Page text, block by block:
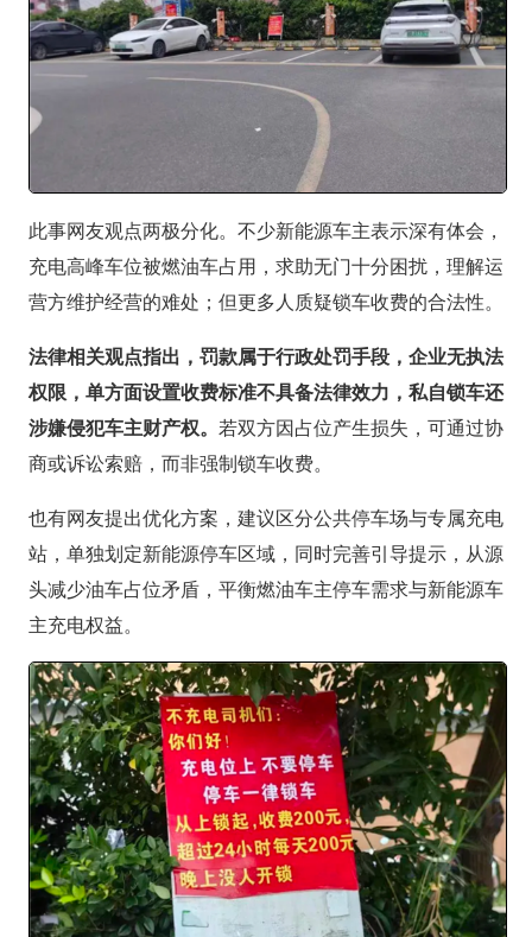
此事网友观点两极分化。不少新能源车主表示深有体会，
充电高峰车位被燃油车占用，求助无门十分困扰，理解运
营方维护经营的难处；但更多人质疑锁车收费的合法性。
法律相关观点指出，罚款属于行政处罚手段，企业无执法
权限，单方面设置收费标准不具备法律效力，私自锁车还
涉嫌侵犯车主财产权。 若双方因占位产生损失，可通过协
商或诉讼索赔，而非强制锁车收费。
也有网友提出优化方案，建议区分公共停车场与专属充电
站，单独划定新能源停车区域，同时完善引导提示，从源
头减少油车占位矛盾，平衡燃油车主停车需求与新能源车
主充电权益。